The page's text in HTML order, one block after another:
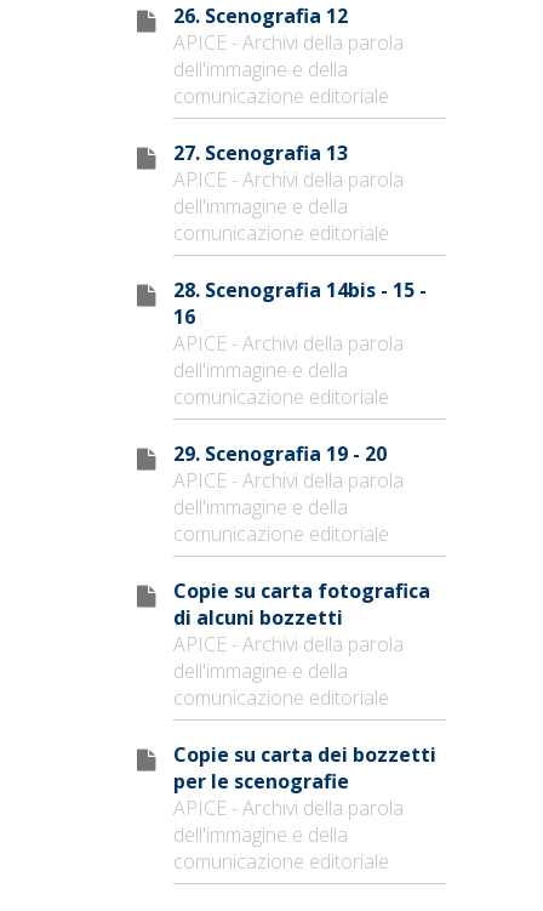
26. Scenografia 12
APICE - Archivi della parola
dell'immagine e della
comunicazione editoriale
27. Scenografia 13
APICE - Archivi della parola
dell'immagine e della
comunicazione editoriale
28. Scenografia 14bis - 15 -
16
APICE - Archivi della parola
dell'immagine e della
comunicazione editoriale
29. Scenografia 19 - 20
APICE - Archivi della parola
dell'immagine e della
comunicazione editoriale
Copie su carta fotografica
di alcuni bozzetti
APICE - Archivi della parola
dell'immagine e della
comunicazione editoriale
Copie su carta dei bozzetti
per le scenografie
APICE - Archivi della parola
dell'immagine e della
comunicazione editoriale